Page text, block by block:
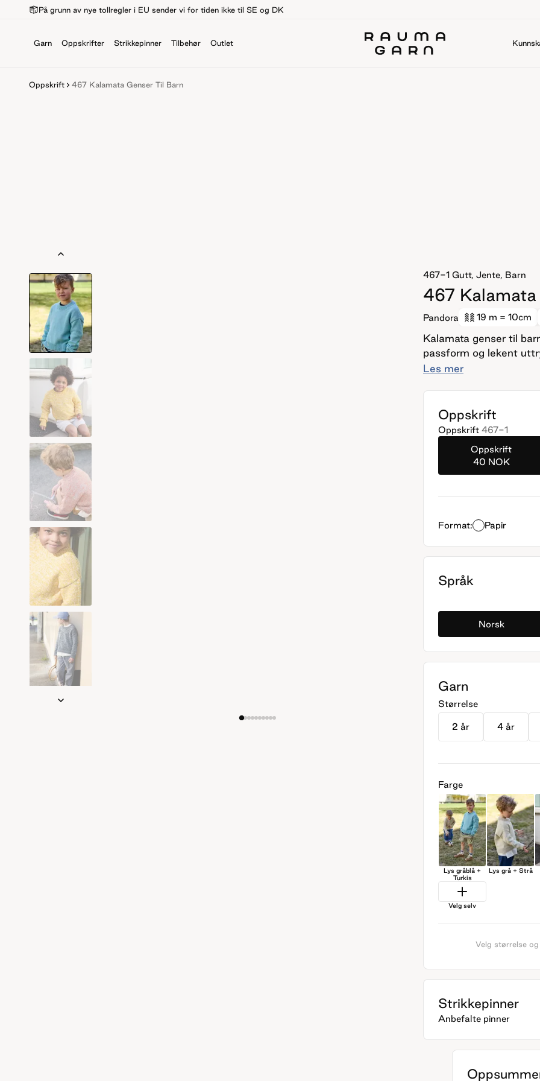
På grunn av nye tollregler i EU sender vi for tiden ikke til SE og DK
Garn Oppskrifter Strikkepinner Tilbehør Outlet
Oppskrift 467 Kalamata Genser Til Barn
467-1 Gutt, Jente, Barn
467
Pandora 19 m = 10cm
Kalamata genser til
passform og lekent
tråd Pandora, et tynt
form på bakstykket,
som er praktisk,
av den populære
Les mer
Oppskrift
Oppskrift 467-1
Oppskrift
40 NOK
Format: Papir
Språk
Norsk
Garn
Størrelse
2 år 4 år
Farge
Lys gråblå +
Turkis
Lys grå + Strå
Velg selv
Velg størrelse
Strikkepinner
Anbefalte pinner